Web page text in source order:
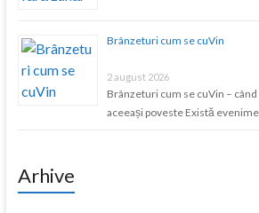
Brânzeturi cum se cuVin
2 august 2026
Brânzeturi cum se cuVin – când
aceeași poveste Există
Arhive